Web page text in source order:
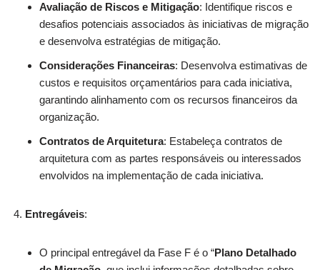
Avaliação de Riscos e Mitigação: Identifique riscos e
desafios potenciais associados às iniciativas de migração
e desenvolva estratégias de mitigação.
Considerações Financeiras: Desenvolva estimativas de
custos e requisitos orçamentários para cada iniciativa,
garantindo alinhamento com os recursos financeiros da
organização.
Contratos de Arquitetura: Estabeleça contratos de
arquitetura com as partes responsáveis ou interessados
envolvidos na implementação de cada iniciativa.
Entregáveis:
O principal entregável da Fase F é o “Plano Detalhado